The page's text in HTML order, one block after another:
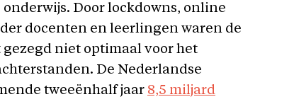
Door lockdowns, online
docenten en leerlingen waren de
niet optimaal voor het
De Nederlandse
tweeënhalf jaar 8,5 miljard